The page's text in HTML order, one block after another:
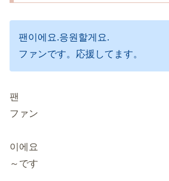
팬이에요.응원할게요.
ファンです。応援してます。
팬
ファン
이에요
～です